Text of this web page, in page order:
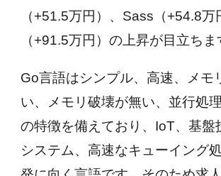
（+51.5万円）、Sass（+54.8万
（+91.5万円）の上昇が目立ちま
Go言語はシンプル、高速、メモ
い、メモリ破壊が無い、並行処
の特徴を備えており、IoT、基盤
システム、高速なキューイング